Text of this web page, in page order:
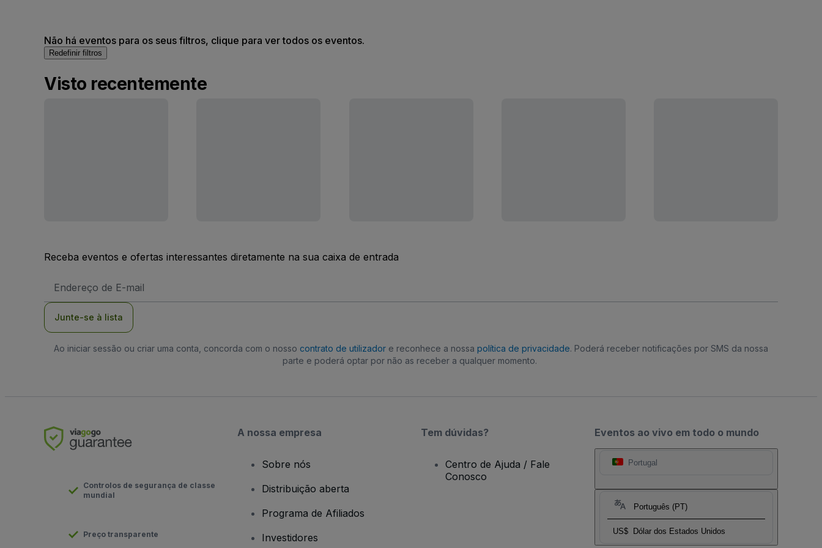
Não há eventos para os seus filtros, clique para ver todos os eventos.
Redefinir filtros
Visto recentemente
Receba eventos e ofertas interessantes diretamente na sua caixa de entrada
de
Junte-se à lista
Ao iniciar sessão ou criar uma conta, concorda com o nosso contrato de utilizador e reconhece a nossa política de privacidade. Poderá receber notificações por SMS da nossa
parte e poderá optar por não as receber a qualquer momento.
Eventos ao vivo em todo o mundo
Portugal
Português (PT)
US$ Dólar dos Estados Unidos
Controlos de segurança de classe
mundial
Preço transparente
A nossa empresa
Sobre nós
Distribuição aberta
Programa de Afiliados
Investidores
Tem dúvidas?
Centro de Ajuda / Fale
Conosco